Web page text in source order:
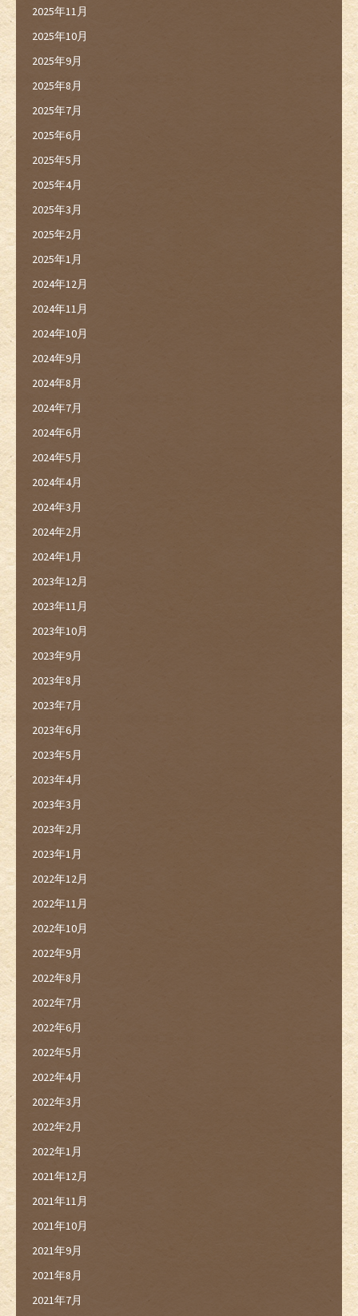
2025年11月
2025年10月
2025年9月
2025年8月
2025年7月
2025年6月
2025年5月
2025年4月
2025年3月
2025年2月
2025年1月
2024年12月
2024年11月
2024年10月
2024年9月
2024年8月
2024年7月
2024年6月
2024年5月
2024年4月
2024年3月
2024年2月
2024年1月
2023年12月
2023年11月
2023年10月
2023年9月
2023年8月
2023年7月
2023年6月
2023年5月
2023年4月
2023年3月
2023年2月
2023年1月
2022年12月
2022年11月
2022年10月
2022年9月
2022年8月
2022年7月
2022年6月
2022年5月
2022年4月
2022年3月
2022年2月
2022年1月
2021年12月
2021年11月
2021年10月
2021年9月
2021年8月
2021年7月